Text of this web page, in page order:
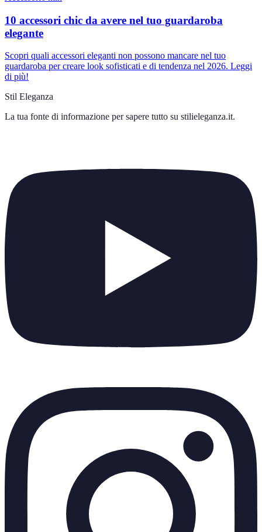
10 accessori chic da avere nel tuo guardaroba
elegante
Scopri quali accessori eleganti non possono mancare nel tuo
guardaroba per creare look sofisticati e di tendenza nel 2026. Leggi
di più!
Stil Eleganza
La tua fonte di informazione per sapere tutto su stilieleganza.it.